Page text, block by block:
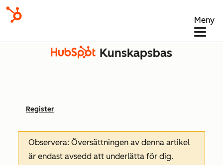
Meny
Kunskapsbas
Register
Observera: Översättningen av denna artikel
är endast avsedd att underlätta för dig.